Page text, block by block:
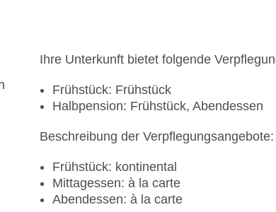
Ihre Unterkunft bietet folgende
Frühstück: Frühstück
Halbpension: Frühstück, Abendessen
Beschreibung der Verpflegungsangebote:
Frühstück: kontinental
Mittagessen: à la carte
Abendessen: à la carte